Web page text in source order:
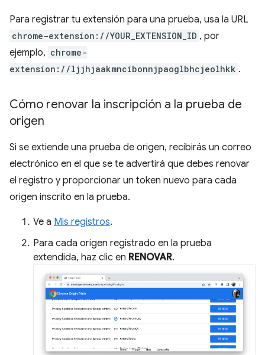
Para registrar tu extensión para una prueba, usa la URL
chrome-extension://YOUR_EXTENSION_ID , por
ejemplo, chrome-
extension://ljjhjaakmncibonnjpaoglbhcjeolhkk .
Cómo renovar la inscripción a la prueba de
origen
Si se extiende una prueba de origen, recibirás un correo
electrónico en el que se te advertirá que debes renovar
el registro y proporcionar un token nuevo para cada
origen inscrito en la prueba.
Ve a Mis registros.
Para cada origen registrado en la prueba
extendida, haz clic en RENOVAR.